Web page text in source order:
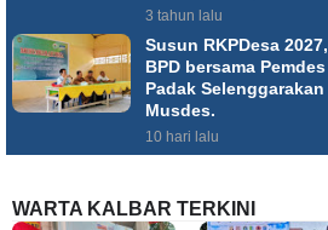
3 tahun lalu
Susun RKPDesa 2027,
BPD bersama Pemdes
Padak Selenggarakan
Musdes.
10 hari lalu
WARTA KALBAR TERKINI